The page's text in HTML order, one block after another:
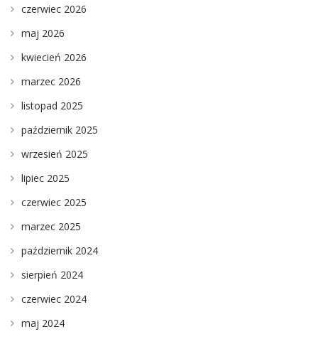
czerwiec 2026
maj 2026
kwiecień 2026
marzec 2026
listopad 2025
październik 2025
wrzesień 2025
lipiec 2025
czerwiec 2025
marzec 2025
październik 2024
sierpień 2024
czerwiec 2024
maj 2024